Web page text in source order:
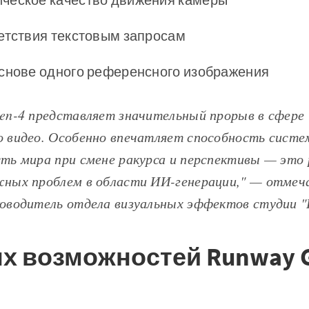
текстовым запросам
одного референсного изображения
4 представляет значительный прорыв в сфере
видео. Особенно впечатляет способность
мира при смене ракурса и перспективы —
проблем в области ИИ-генерации," —
отдела визуальных эффектов студии
возможностей Runway